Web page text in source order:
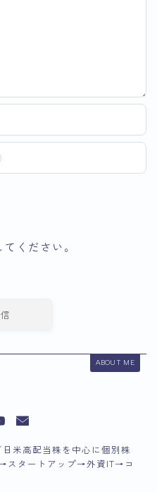
ください。
ABOUT ME
米高配当株を中心に個別株
スタートアップ→外資IT→コ